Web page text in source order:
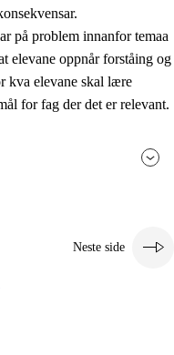
på problem innanfor temaa
elevane oppnår forståing og
kva elevane skal lære
for fag der det er relevant.
Neste side